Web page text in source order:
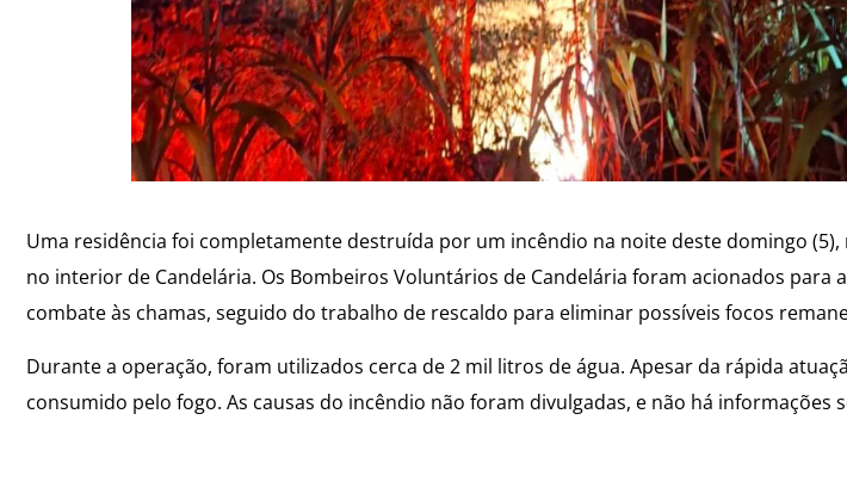
Uma residência foi completamente destruída por um incêndio na noite deste domingo (5),
no interior de Candelária. Os Bombeiros Voluntários de Candelária foram acionados para
combate às chamas, seguido do trabalho de rescaldo para eliminar possíveis focos
Durante a operação, foram utilizados cerca de 2 mil litros de água. Apesar da rápida
consumido pelo fogo. As causas do incêndio não foram divulgadas, e não há informações